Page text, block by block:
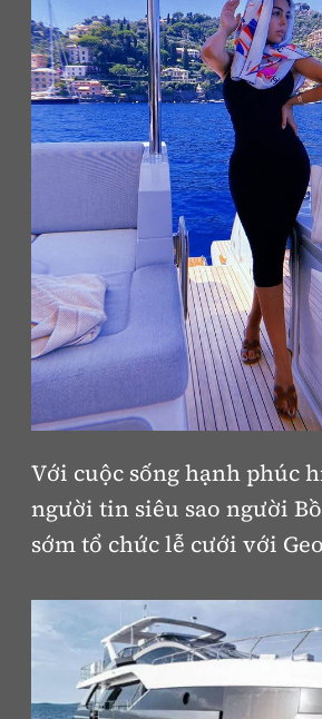
Với cuộc sống hạnh phúc
người tin siêu sao người
sớm tổ chức lễ cưới với